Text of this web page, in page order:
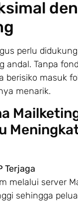
perlu
andal. Tanpa
berisiko masuk
menarik.
Terjaga
melalui server
sehingga